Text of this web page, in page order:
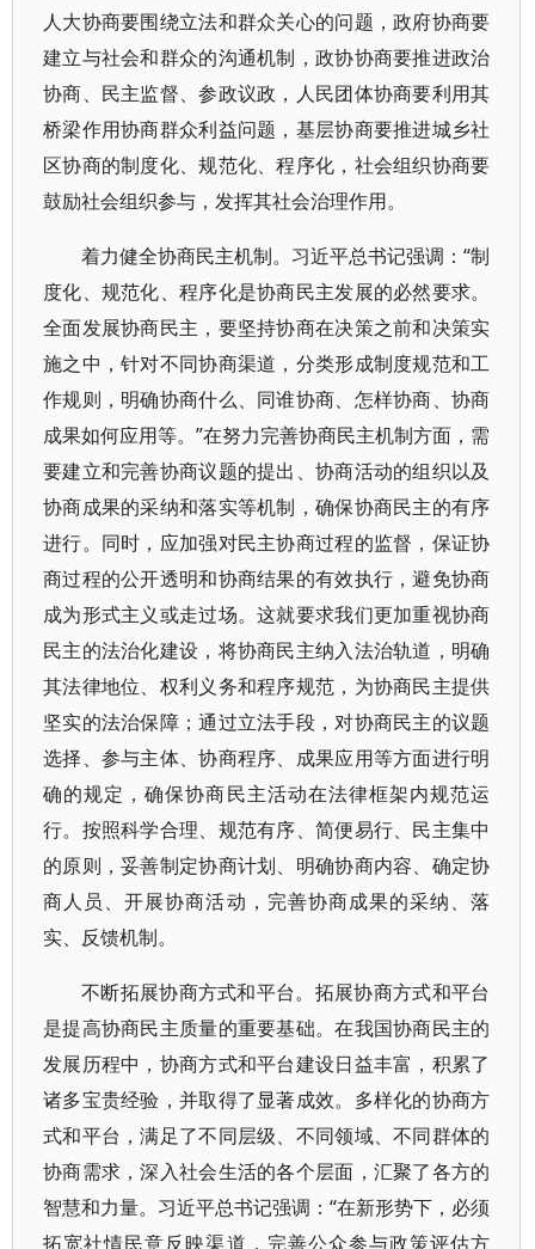
人大协商要围绕立法和群众关心的问题，政府协商要
建立与社会和群众的沟通机制，政协协商要推进政治
协商、民主监督、参政议政，人民团体协商要利用其
桥梁作用协商群众利益问题，基层协商要推进城乡社
区协商的制度化、规范化、程序化，社会组织协商要
鼓励社会组织参与，发挥其社会治理作用。
着力健全协商民主机制。习近平总书记强调：“制
度化、规范化、程序化是协商民主发展的必然要求。
全面发展协商民主，要坚持协商在决策之前和决策实
施之中，针对不同协商渠道，分类形成制度规范和工
作规则，明确协商什么、同谁协商、怎样协商、协商
成果如何应用等。”在努力完善协商民主机制方面，需
要建立和完善协商议题的提出、协商活动的组织以及
协商成果的采纳和落实等机制，确保协商民主的有序
进行。同时，应加强对民主协商过程的监督，保证协
商过程的公开透明和协商结果的有效执行，避免协商
成为形式主义或走过场。这就要求我们更加重视协商
民主的法治化建设，将协商民主纳入法治轨道，明确
其法律地位、权利义务和程序规范，为协商民主提供
坚实的法治保障；通过立法手段，对协商民主的议题
选择、参与主体、协商程序、成果应用等方面进行明
确的规定，确保协商民主活动在法律框架内规范运
行。按照科学合理、规范有序、简便易行、民主集中
的原则，妥善制定协商计划、明确协商内容、确定协
商人员、开展协商活动，完善协商成果的采纳、落
实、反馈机制。
不断拓展协商方式和平台。拓展协商方式和平台
是提高协商民主质量的重要基础。在我国协商民主的
发展历程中，协商方式和平台建设日益丰富，积累了
诸多宝贵经验，并取得了显著成效。多样化的协商方
式和平台，满足了不同层级、不同领域、不同群体的
协商需求，深入社会生活的各个层面，汇聚了各方的
智慧和力量。习近平总书记强调：“在新形势下，必须
拓宽社情民意反映渠道，完善公众参与政策评估方